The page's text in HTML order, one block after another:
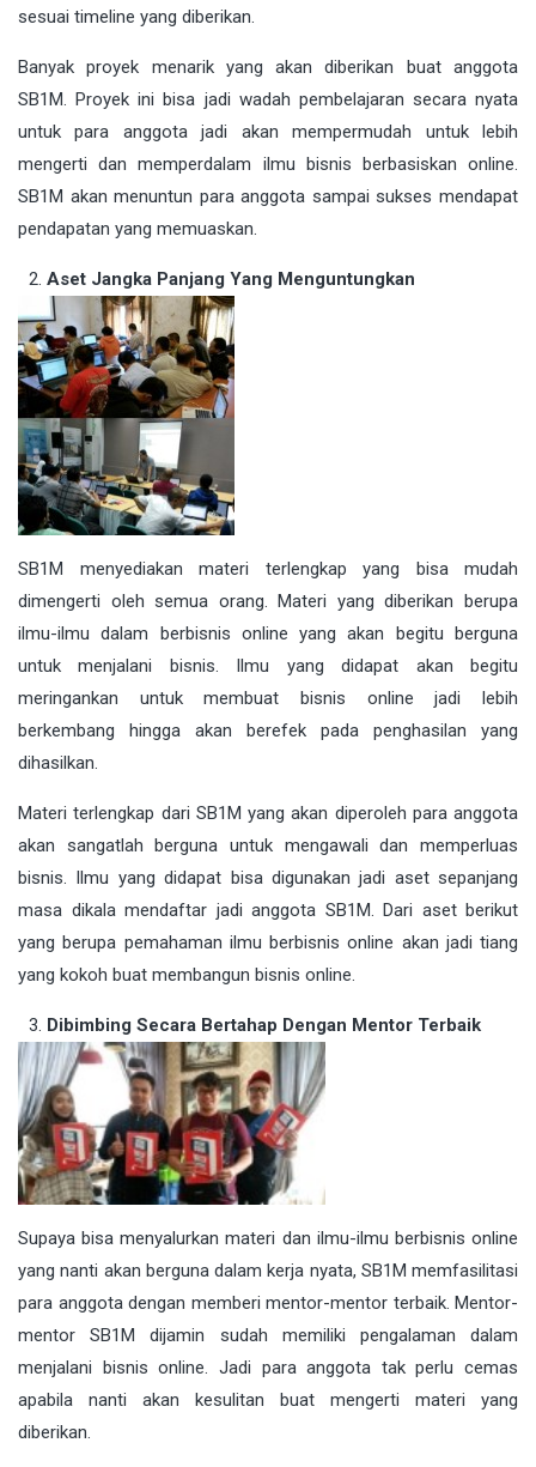
sesuai timeline yang diberikan.
Banyak proyek menarik yang akan diberikan buat anggota
SB1M. Proyek ini bisa jadi wadah pembelajaran secara nyata
untuk para anggota jadi akan mempermudah untuk lebih
mengerti dan memperdalam ilmu bisnis berbasiskan online.
SB1M akan menuntun para anggota sampai sukses mendapat
pendapatan yang memuaskan.
Aset Jangka Panjang Yang Menguntungkan
SB1M menyediakan materi terlengkap yang bisa mudah
dimengerti oleh semua orang. Materi yang diberikan berupa
ilmu-ilmu dalam berbisnis online yang akan begitu berguna
untuk menjalani bisnis. Ilmu yang didapat akan begitu
meringankan untuk membuat bisnis online jadi lebih
berkembang hingga akan berefek pada penghasilan yang
dihasilkan.
Materi terlengkap dari SB1M yang akan diperoleh para anggota
akan sangatlah berguna untuk mengawali dan memperluas
bisnis. Ilmu yang didapat bisa digunakan jadi aset sepanjang
masa dikala mendaftar jadi anggota SB1M. Dari aset berikut
yang berupa pemahaman ilmu berbisnis online akan jadi tiang
yang kokoh buat membangun bisnis online.
Dibimbing Secara Bertahap Dengan Mentor Terbaik
Supaya bisa menyalurkan materi dan ilmu-ilmu berbisnis online
yang nanti akan berguna dalam kerja nyata, SB1M memfasilitasi
para anggota dengan memberi mentor-mentor terbaik. Mentor-
mentor SB1M dijamin sudah memiliki pengalaman dalam
menjalani bisnis online. Jadi para anggota tak perlu cemas
apabila nanti akan kesulitan buat mengerti materi yang
diberikan.